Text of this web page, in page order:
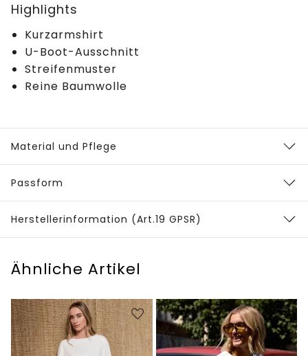
Highlights
Kurzarmshirt
U-Boot-Ausschnitt
Streifenmuster
Reine Baumwolle
Material und Pflege
Passform
Herstellerinformation (Art.19 GPSR)
Ähnliche Artikel